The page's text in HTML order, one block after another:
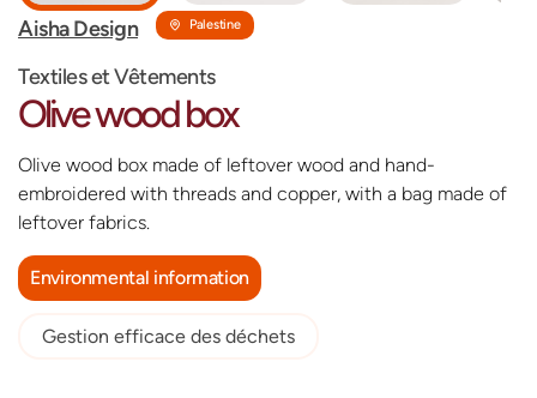
‎Aisha Design Palestine
Textiles et Vêtements
Olive wood box
Olive wood box made of leftover wood and hand-
embroidered with threads and copper, with a bag made of
leftover fabrics.
Environmental information
Gestion efficace des déchets